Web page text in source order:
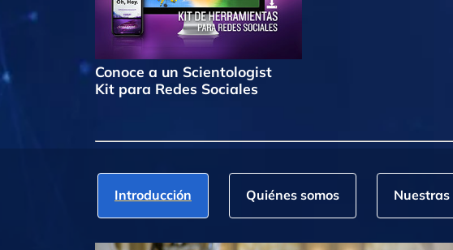
Conoce a un Scientologist
Kit para Redes Sociales
Introducción Quiénes somos